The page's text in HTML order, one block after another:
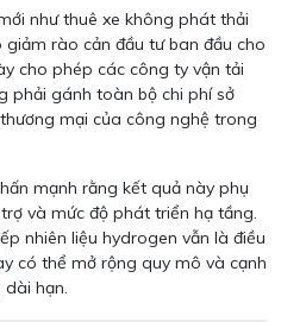
như thuê xe không phát thải
rào cản đầu tư ban đầu cho
cho phép các công ty vận tải
phải gánh toàn bộ chi phí sở
mại của công nghệ trong
mạnh rằng kết quả này phụ
và mức độ phát triển hạ tầng.
nhiên liệu hydrogen vẫn là điều
có thể mở rộng quy mô và cạnh
hạn.